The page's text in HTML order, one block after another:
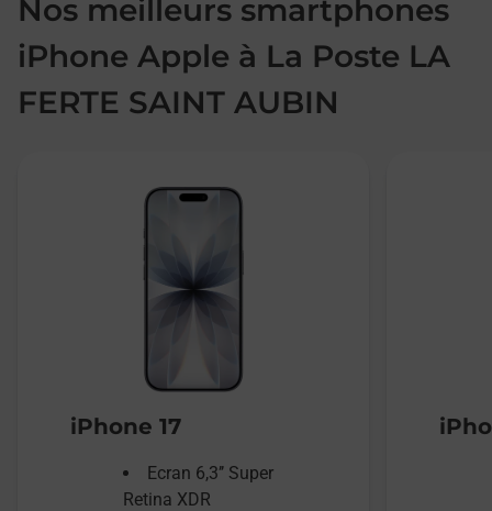
Nos meilleurs smartphones
iPhone Apple à La Poste LA
FERTE SAINT AUBIN
iPhone 17
Ecran 6,3’’ Super
Retina XDR